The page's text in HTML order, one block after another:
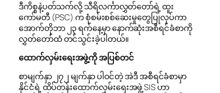
ဒီကိစ္စနဲ့ပတ်သက်လို့ သီရိလင်္ကာလွှတ်တော်ရဲ့ ထူး
ကော်မတီ (PSC) က စုံစမ်းစစ်ဆေးမှုတွေပြုလုပ်ကာ
အောက်တိုဘာ ၂၃ ရက်နေ့မှာ နောက်ဆုံးအစီရင်ခံစာကို
လွှတ်တော်ထံ တင်သွင်းခဲ့ပါတယ်။
ထောက်လှမ်းရေးအဖွဲ့ကို အပြစ်တင်
စာမျက်နှာ ၂၇၂ မျက်နှာ ပါဝင်တဲ့ အဲဒီ အစီရင်ခံစာမှာ
နိုင်ငံရဲ့ ထိပ်တန်းထောက်လှမ်းရေးအဖွဲ့ SIS ဟာ